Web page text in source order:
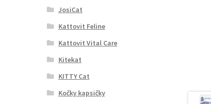
JosiCat
Kattovit Feline
Kattovit Vital Care
Kitekat
KITTY Cat
Kočky kapsičky